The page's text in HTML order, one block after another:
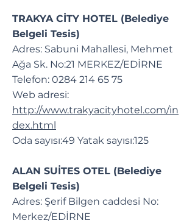
TRAKYA CİTY HOTEL (Belediye
Belgeli Tesis)
Adres: Sabuni Mahallesi, Mehmet
Ağa Sk. No:21 MERKEZ/EDİRNE
Telefon: 0284 214 65 75
Web adresi:
http://www.trakyacityhotel.com/in
dex.html
Oda sayısı:49 Yatak sayısı:125
ALAN SUİTES OTEL (Belediye
Belgeli Tesis)
Adres: Şerif Bilgen caddesi No:
Merkez/EDİRNE